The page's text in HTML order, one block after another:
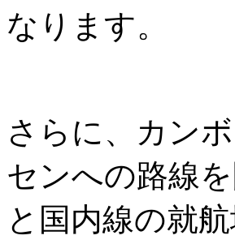
なります。
さらに、カン
センへの路線
と国内線の就